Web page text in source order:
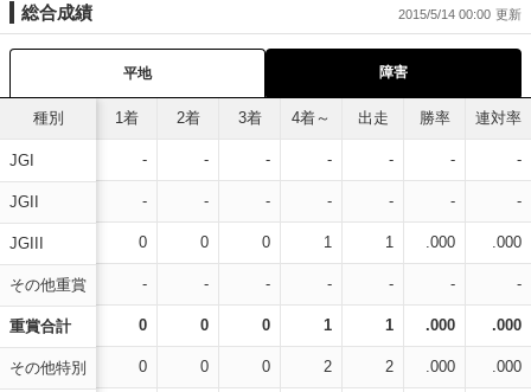
総合成績 2015/5/14 00:00
平地 障害
種別
JGI
JGII
JGIII
その他重賞
重賞合計
その他特別
1着 2着 3着 4着～ 出走 勝率 連対率
- - - - - - -
- - - - - - -
0 0 0 1 1 .000 .000
- - - - - - -
0 0 0 1 1 .000 .000
0 0 0 2 2 .000 .000